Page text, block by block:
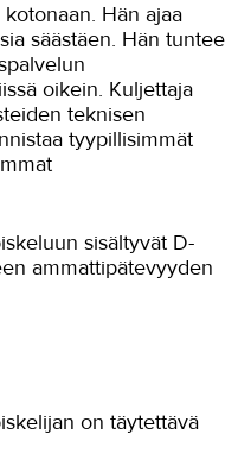
Hän ajaa
säästäen. Hän tuntee
oikein. Kuljettaja
teknisen
tyypillisimmät
sisältyvät D-
ammattipätevyyden
on täytettävä